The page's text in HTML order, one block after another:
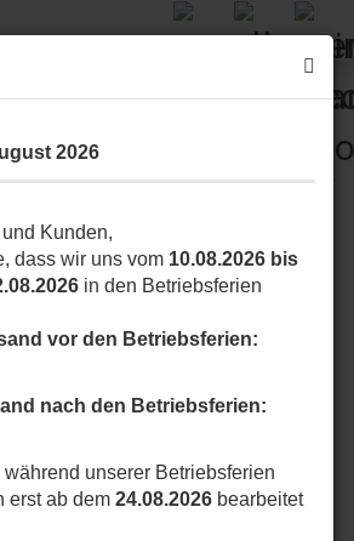
2026
Kunden,
dass wir uns vom 10.08.2026 bis
in den Betriebsferien
vor den Betriebsferien:
nach den Betriebsferien:
unserer Betriebsferien
erst ab dem 24.08.2026 bearbeitet
Schiebetorantrieb für
Kg